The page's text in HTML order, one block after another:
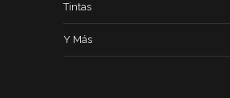
Tintas
Y Más